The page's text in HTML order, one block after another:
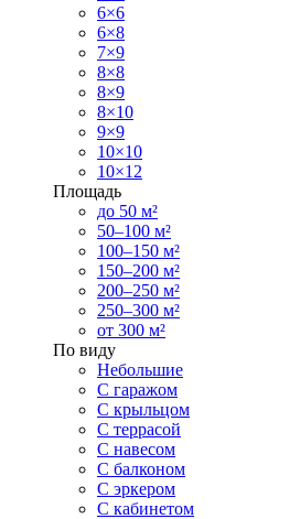
6×6
6×8
7×9
8×8
8×9
8×10
9×9
10×10
10×12
Площадь
до 50 м²
50–100 м²
100–150 м²
150–200 м²
200–250 м²
250–300 м²
от 300 м²
По виду
Небольшие
С гаражом
С крыльцом
С террасой
С навесом
С балконом
С эркером
С кабинетом